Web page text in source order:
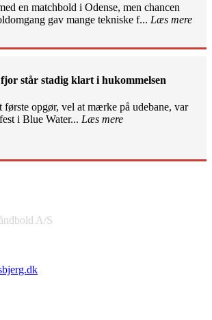
en matchbold i Odense, men chancen
gav mange tekniske f... Læs mere
står stadig klart i hukommelsen
første opgør, vel at mærke på udebane, var
i Blue Water... Læs mere
A/S